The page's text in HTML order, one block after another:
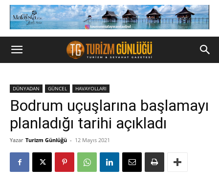
DÜNYADAN GÜNCEL HAVAYOLLARI
Bodrum uçuşlarına başlamayı
planladığı tarihi açıkladı
Yazar Turizm Günlüğü - 12 Mayıs 2021